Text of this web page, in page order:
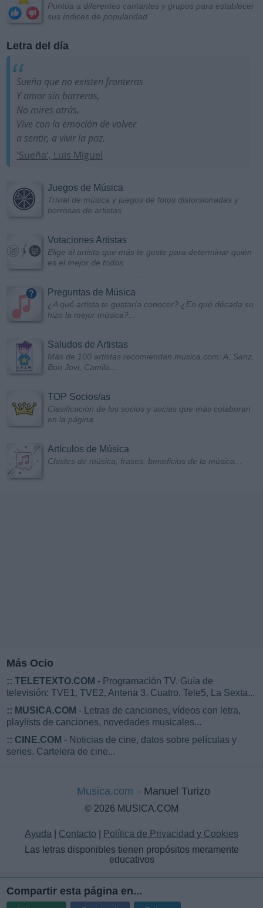
Puntúa a diferentes cantantes y grupos para establecer
sus índices de popularidad
Letra del día
Sueña que no existen fronteras
Y amor sin barreras,
No mires atrás.
Vive con la emoción de volver
a sentir, a vivir la paz.
'Sueña', Luis Miguel
Juegos de Música
Trivial de música y juegos de fotos distorsionadas y
borrosas de artistas
Votaciones Artistas
Elige al artista que más te guste para determinar quién
es el mejor de todos
Preguntas de Música
¿A qué artista te gustaría conocer? ¿En qué década se
hizo la mejor música?...
Saludos de Artistas
Más de 100 artistas recomiendan musica.com: A. Sanz,
Bon Jovi, Camila...
TOP Socios/as
Clasificación de los socios y socias que más colaboran
en la página
Artículos de Música
Chistes de música, frases, beneficios de la música...
Más Ocio
:: TELETEXTO.COM - Programación TV. Guía de
televisión: TVE1, TVE2, Antena 3, Cuatro, Tele5, La Sexta...
:: MUSICA.COM - Letras de canciones, vídeos con letra,
playlists de canciones, novedades musicales...
:: CINE.COM - Noticias de cine, datos sobre películas y
series. Cartelera de cine...
Musica.com Manuel Turizo
© 2026 MUSICA.COM
Ayuda Contacto
Política de Privacidad y Cookies
Las letras disponibles tienen propósitos meramente
educativos
Compartir esta página en...